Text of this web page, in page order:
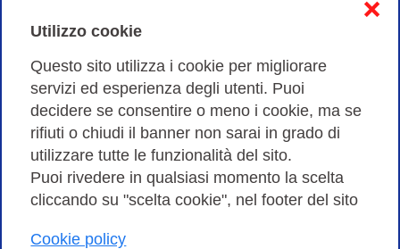
Utilizzo cookie
Questo sito utilizza i cookie per migliorare
servizi ed esperienza degli utenti. Puoi
decidere se consentire o meno i cookie, ma se
rifiuti o chiudi il banner non sarai in grado di
utilizzare tutte le funzionalità del sito.
Puoi rivedere in qualsiasi momento la scelta
cliccando su "scelta cookie", nel footer del sito
Cookie policy
❌